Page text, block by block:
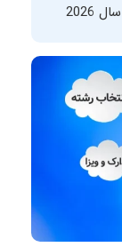
2026